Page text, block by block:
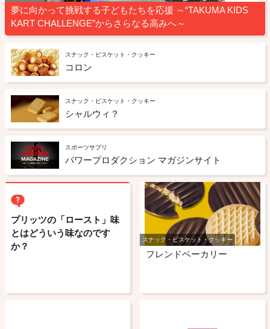
夢に向かって挑戦する子どもたちを応援 ～“TAKUMA KIDS
KART CHALLENGE”からさらなる高みへ～
スナック・ビスケット・クッキー
コロン
スナック・ビスケット・クッキー
シャルウィ？
スポーツサプリ
パワープロダクション マガジンサイト
プリッツの「ロースト」味
とはどういう味なのです
か？
スナック・ビスケット・クッキー
フレンドベーカリー